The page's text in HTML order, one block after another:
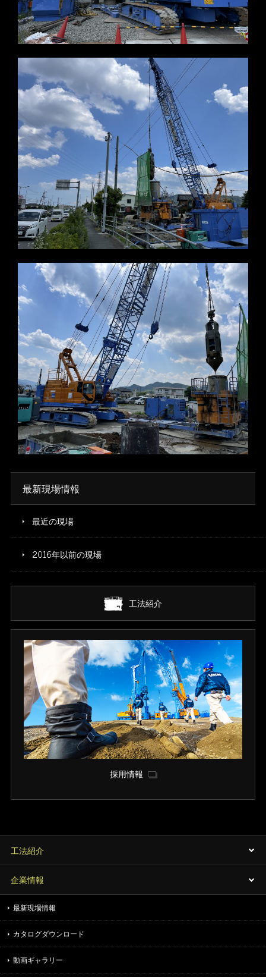
※写真をクリックすると拡大します
※写真をクリックすると拡大します
最新現場情報
最近の現場
2016年以前の現場
工法紹介
採用情報
工法紹介
企業情報
最新現場情報
カタログダウンロード
動画ギャラリー